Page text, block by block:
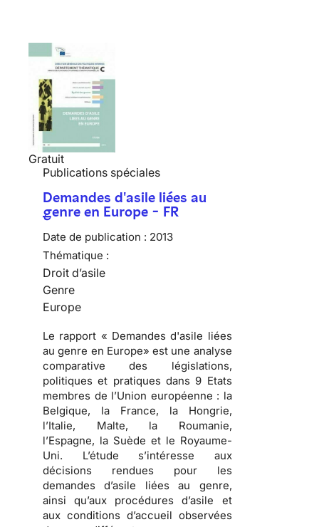
Gratuit
Publications spéciales
Demandes d'asile liées au
genre en Europe - FR
Date de publication : 2013
Thématique :
Droit d’asile
Genre
Europe
Le rapport « Demandes d'asile liées
au genre en Europe» est une analyse
comparative des législations,
politiques et pratiques dans 9 Etats
membres de l’Union européenne : la
Belgique, la France, la Hongrie,
l’Italie, Malte, la Roumanie,
l’Espagne, la Suède et le Royaume-
Uni. L’étude s’intéresse aux
décisions rendues pour les
demandes d’asile liées au genre,
ainsi qu’aux procédures d’asile et
aux conditions d’accueil observées